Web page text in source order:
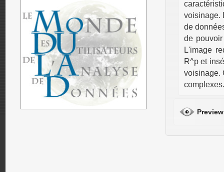
voisinage.
de
de
L'image
R^p et
voisinage.
complexes.
Preview